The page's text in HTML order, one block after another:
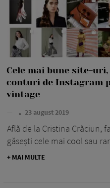
Cele mai bune site-
conturi de Instagram
vintage
— 23 august 2019
Află de la Cristina Crăciun,
găsești cele mai cool sau
+ MAI MULTE